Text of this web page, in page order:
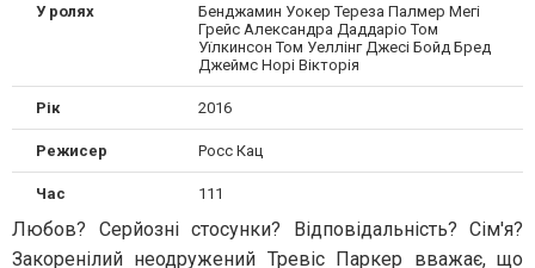
У ролях
Бенджамин Уокер Тереза Палмер Мегі
Грейс Александра Даддаріо Том
Уїлкинсон Том Уеллінг Джесі Бойд Бред
Джеймс Норі Вікторія
Рік 2016
Режисер Росс Кац
Час 111
Любов? Серйозні стосунки? Відповідальність? Сім'я?
Закоренілий неодружений Тревіс Паркер вважає, що